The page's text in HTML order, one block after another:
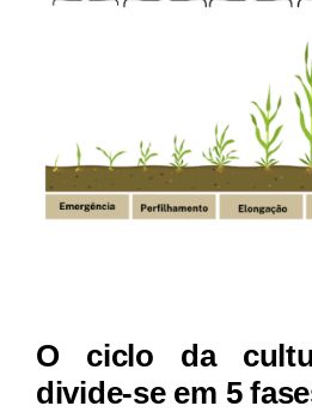
O ciclo da
divide-se em 5